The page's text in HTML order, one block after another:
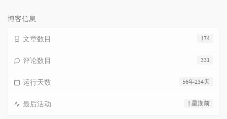
博客信息
174
文章数目
331
评论数目
56年234天
运行天数
1 星期前
最后活动